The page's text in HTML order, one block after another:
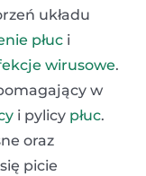
układu
płuc i
wirusowe.
w
i pylicy płuc.
oraz
picie